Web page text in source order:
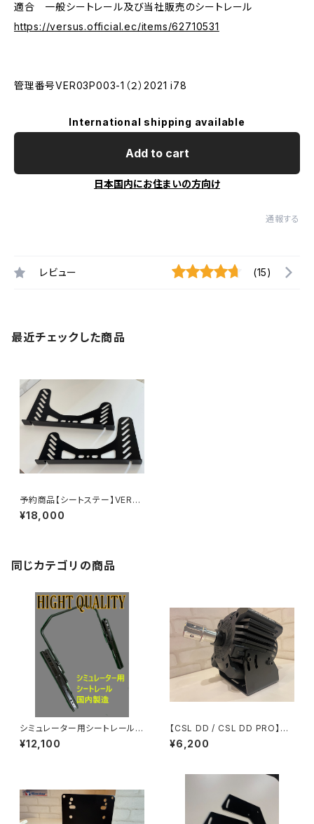
適合 一般シートレール及び当社販売のシートレール
https://versus.official.ec/items/62710531
管理番号VER03P003-1（２）2021 i78
International shipping available
Add to cart
日本国内にお住まいの方向け
通報する
レビュー (15)
最近チェックした商品
予約商品【シートステー】VERS
USオリジナル
¥18,000
同じカテゴリの商品
シミュレーター用シートレール
【国内生産品】
¥12,100
【CSL DD / CSL DD PRO】ベ
ース ver.2
¥6,200